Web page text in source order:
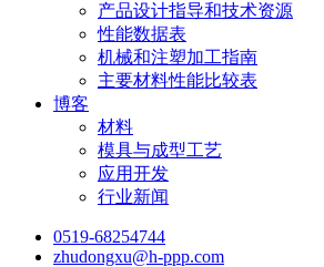
产品设计指导和技术资源
性能数据表
机械和注塑加工指南
主要材料性能比较表
博客
材料
模具与成型工艺
应用开发
行业新闻
0519-68254744
zhudongxu@h-ppp.com